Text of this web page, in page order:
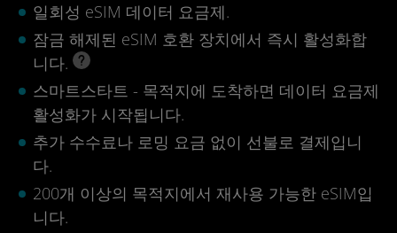
일회성 eSIM 데이터 요금제.
잠금 해제된 eSIM 호환 장치에서 즉시 활성화합
니다.
스마트스타트 - 목적지에 도착하면 데이터 요금제
활성화가 시작됩니다.
추가 수수료나 로밍 요금 없이 선불로 결제입니
다.
200개 이상의 목적지에서 재사용 가능한 eSIM입
니다.